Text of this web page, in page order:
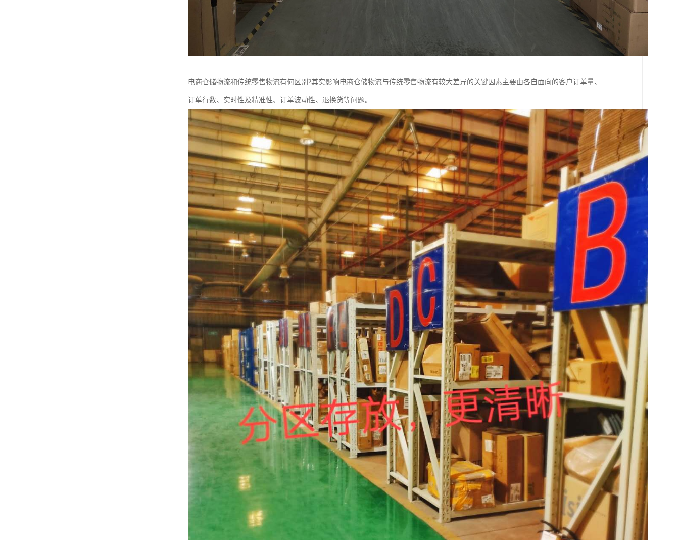
电商仓储物流和传统零售物流有何区别?其实影响电商仓储物流与传统零售物流有较大差异的关键因素主要由各自面向的客户订单量、
订单行数、实时性及精准性、订单波动性、退换货等问题。